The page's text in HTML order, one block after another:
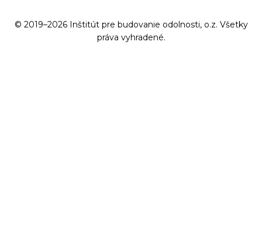
© 2019–2026 Inštitút pre budovanie odolnosti, o.z. Všetky
práva vyhradené.